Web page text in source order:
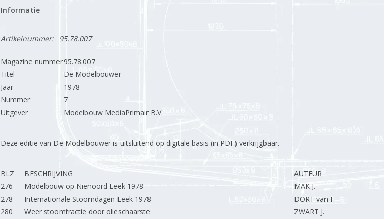
Informatie
Artikelnummer: 95.78.007
Magazine nummer95.78.007
Titel
De Modelbouwer
Jaar
1978
Nummer
7
Uitgever
Modelbouw MediaPrimair B.V.
Deze editie van De Modelbouwer is uitsluitend op digitale basis (in PDF) verkrijgbaar.
BLZ BESCHRIJVING
AUTEUR
276
Modelbouw op Nienoord Leek 1978
MAK J.
278
Internationale Stoomdagen Leek 1978
DORT van R.
280
Weer stoomtractie door olieschaarste
ZWART J.